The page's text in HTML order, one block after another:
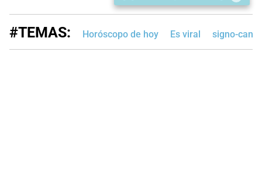
#TEMAS: Horóscopo de hoy Es viral signo-